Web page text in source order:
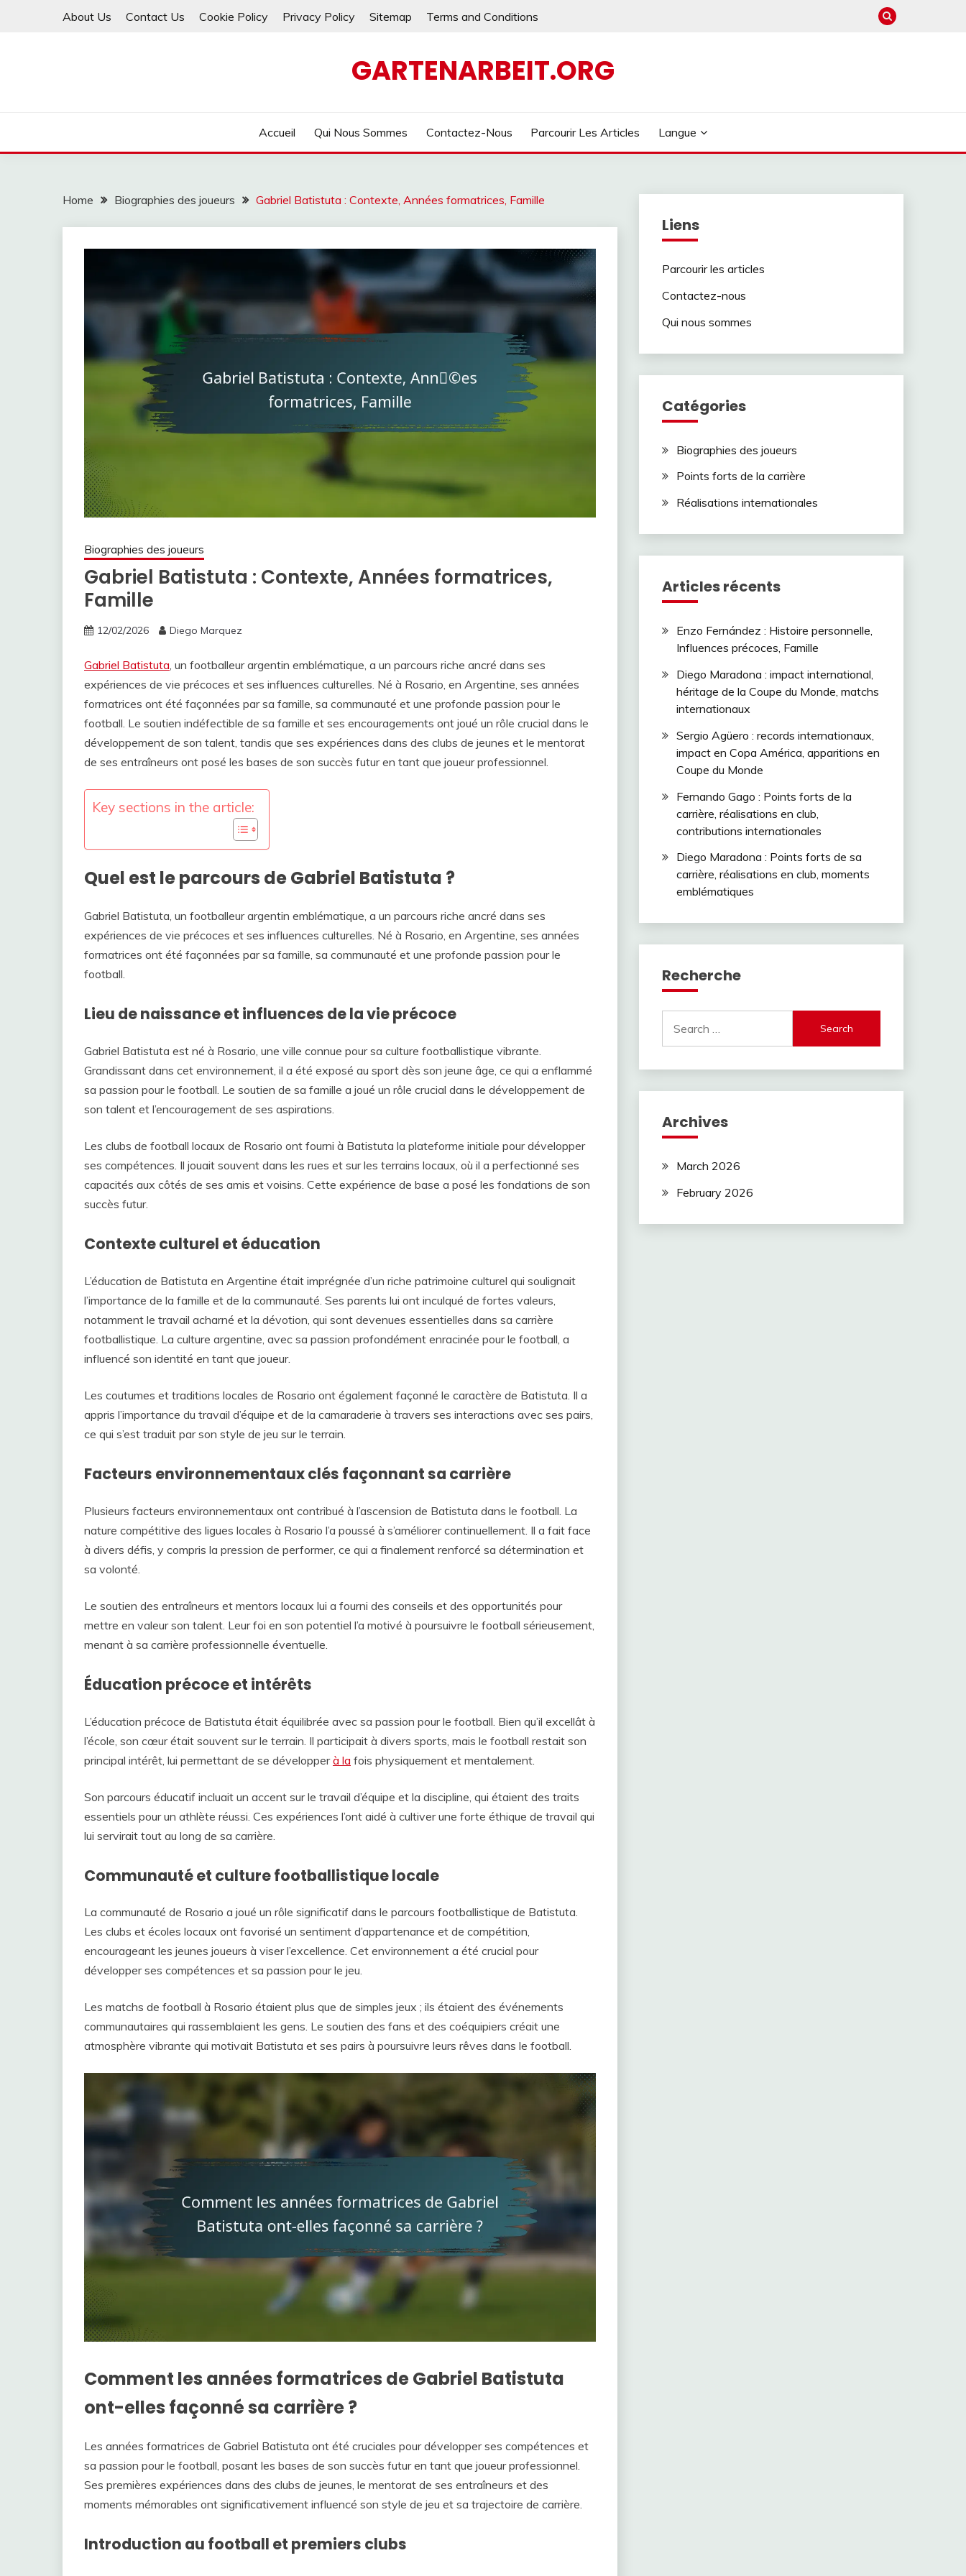
About Us Contact Us Cookie Policy Privacy Policy Sitemap Terms and Conditions
GARTENARBEIT.ORG
Accueil Qui Nous Sommes Contactez-Nous Parcourir Les Articles Langue
Home Biographies des joueurs Gabriel Batistuta : Contexte, Années formatrices, Famille
Biographies des joueurs
Gabriel Batistuta : Contexte, Années formatrices,
Famille
12/02/2026 Diego Marquez
Gabriel Batistuta , un footballeur argentin emblématique, a un parcours riche ancré dans ses
expériences de vie précoces et ses influences culturelles. Né à Rosario, en Argentine, ses années
formatrices ont été façonnées par sa famille, sa communauté et une profonde passion pour le
football. Le soutien indéfectible de sa famille et ses encouragements ont joué un rôle crucial dans le
développement de son talent, tandis que ses expériences dans des clubs de jeunes et le mentorat
de ses entraîneurs ont posé les bases de son succès futur en tant que joueur professionnel.
Key sections in the article:
Quel est le parcours de Gabriel Batistuta ?
Gabriel Batistuta, un footballeur argentin emblématique, a un parcours riche ancré dans ses
expériences de vie précoces et ses influences culturelles. Né à Rosario, en Argentine, ses années
formatrices ont été façonnées par sa famille, sa communauté et une profonde passion pour le
football.
Lieu de naissance et influences de la vie précoce
Gabriel Batistuta est né à Rosario, une ville connue pour sa culture footballistique vibrante.
Grandissant dans cet environnement, il a été exposé au sport dès son jeune âge, ce qui a enflammé
sa passion pour le football. Le soutien de sa famille a joué un rôle crucial dans le développement de
son talent et l’encouragement de ses aspirations.
Les clubs de football locaux de Rosario ont fourni à Batistuta la plateforme initiale pour développer
ses compétences. Il jouait souvent dans les rues et sur les terrains locaux, où il a perfectionné ses
capacités aux côtés de ses amis et voisins. Cette expérience de base a posé les fondations de son
succès futur.
Contexte culturel et éducation
L’éducation de Batistuta en Argentine était imprégnée d’un riche patrimoine culturel qui soulignait
l’importance de la famille et de la communauté. Ses parents lui ont inculqué de fortes valeurs,
notamment le travail acharné et la dévotion, qui sont devenues essentielles dans sa carrière
footballistique. La culture argentine, avec sa passion profondément enracinée pour le football, a
influencé son identité en tant que joueur.
Les coutumes et traditions locales de Rosario ont également façonné le caractère de Batistuta. Il a
appris l’importance du travail d’équipe et de la camaraderie à travers ses interactions avec ses pairs,
ce qui s’est traduit par son style de jeu sur le terrain.
Facteurs environnementaux clés façonnant sa carrière
Plusieurs facteurs environnementaux ont contribué à l’ascension de Batistuta dans le football. La
nature compétitive des ligues locales à Rosario l’a poussé à s’améliorer continuellement. Il a fait face
à divers défis, y compris la pression de performer, ce qui a finalement renforcé sa détermination et
sa volonté.
Le soutien des entraîneurs et mentors locaux lui a fourni des conseils et des opportunités pour
mettre en valeur son talent. Leur foi en son potentiel l’a motivé à poursuivre le football sérieusement,
menant à sa carrière professionnelle éventuelle.
Éducation précoce et intérêts
L’éducation précoce de Batistuta était équilibrée avec sa passion pour le football. Bien qu’il excellât à
l’école, son cœur était souvent sur le terrain. Il participait à divers sports, mais le football restait son
principal intérêt, lui permettant de se développerà la fois physiquement et mentalement.
Son parcours éducatif incluait un accent sur le travail d’équipe et la discipline, qui étaient des traits
essentiels pour un athlète réussi. Ces expériences l’ont aidé à cultiver une forte éthique de travail qui
lui servirait tout au long de sa carrière.
Communauté et culture footballistique locale
La communauté de Rosario a joué un rôle significatif dans le parcours footballistique de Batistuta.
Les clubs et écoles locaux ont favorisé un sentiment d’appartenance et de compétition,
encourageant les jeunes joueurs à viser l’excellence. Cet environnement a été crucial pour
développer ses compétences et sa passion pour le jeu.
Les matchs de football à Rosario étaient plus que de simples jeux ; ils étaient des événements
communautaires qui rassemblaient les gens. Le soutien des fans et des coéquipiers créait une
atmosphère vibrante qui motivait Batistuta et ses pairs à poursuivre leurs rêves dans le football.
Comment les années formatrices de Gabriel Batistuta
ont-elles façonné sa carrière ?
Les années formatrices de Gabriel Batistuta ont été cruciales pour développer ses compétences et
sa passion pour le football, posant les bases de son succès futur en tant que joueur professionnel.
Ses premières expériences dans des clubs de jeunes, le mentorat de ses entraîneurs et des
moments mémorables ont significativement influencé son style de jeu et sa trajectoire de carrière.
Introduction au football et premiers clubs
Liens
Parcourir les articles
Contactez-nous
Qui nous sommes
Catégories
Biographies des joueurs
Points forts de la carrière
Réalisations internationales
Articles récents
Enzo Fernández : Histoire personnelle,
Influences précoces, Famille
Diego Maradona : impact international,
héritage de la Coupe du Monde, matchs
internationaux
Sergio Agüero : records internationaux,
impact en Copa América, apparitions en
Coupe du Monde
Fernando Gago : Points forts de la
carrière, réalisations en club,
contributions internationales
Diego Maradona : Points forts de sa
carrière, réalisations en club, moments
emblématiques
Recherche
for:
Archives
March 2026
February 2026